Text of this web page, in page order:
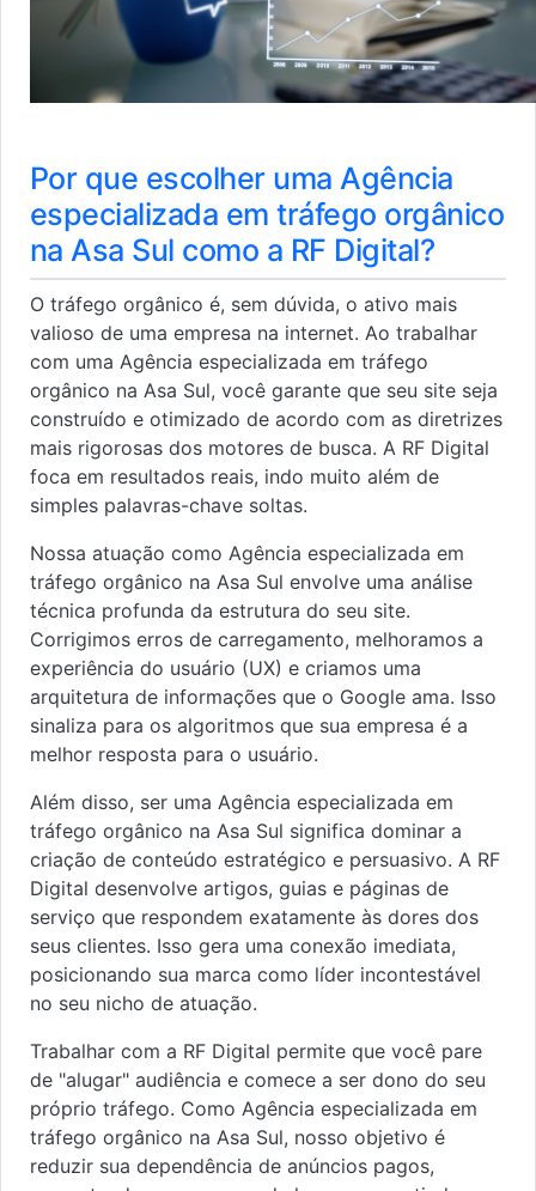
Por que escolher uma Agência
especializada em tráfego orgânico
na Asa Sul como a RF Digital?
O tráfego orgânico é, sem dúvida, o ativo mais
valioso de uma empresa na internet. Ao trabalhar
com uma Agência especializada em tráfego
orgânico na Asa Sul, você garante que seu site seja
construído e otimizado de acordo com as diretrizes
mais rigorosas dos motores de busca. A RF Digital
foca em resultados reais, indo muito além de
simples palavras-chave soltas.
Nossa atuação como Agência especializada em
tráfego orgânico na Asa Sul envolve uma análise
técnica profunda da estrutura do seu site.
Corrigimos erros de carregamento, melhoramos a
experiência do usuário (UX) e criamos uma
arquitetura de informações que o Google ama. Isso
sinaliza para os algoritmos que sua empresa é a
melhor resposta para o usuário.
Além disso, ser uma Agência especializada em
tráfego orgânico na Asa Sul significa dominar a
criação de conteúdo estratégico e persuasivo. A RF
Digital desenvolve artigos, guias e páginas de
serviço que respondem exatamente às dores dos
seus clientes. Isso gera uma conexão imediata,
posicionando sua marca como líder incontestável
no seu nicho de atuação.
Trabalhar com a RF Digital permite que você pare
de "alugar" audiência e comece a ser dono do seu
próprio tráfego. Como Agência especializada em
tráfego orgânico na Asa Sul, nosso objetivo é
reduzir sua dependência de anúncios pagos,